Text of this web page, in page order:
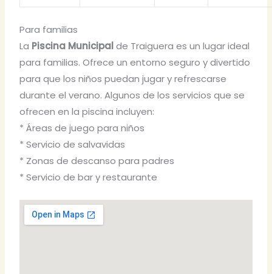
Para familias
La Piscina Municipal de Traiguera es un lugar ideal
para familias. Ofrece un entorno seguro y divertido
para que los niños puedan jugar y refrescarse
durante el verano. Algunos de los servicios que se
ofrecen en la piscina incluyen:
* Áreas de juego para niños
* Servicio de salvavidas
* Zonas de descanso para padres
* Servicio de bar y restaurante